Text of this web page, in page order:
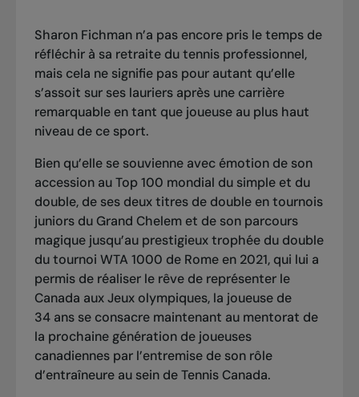
Sharon Fichman n’a pas encore pris le temps de
réfléchir à sa retraite du tennis professionnel,
mais cela ne signifie pas pour autant qu’elle
s’assoit sur ses lauriers après une carrière
remarquable en tant que joueuse au plus haut
niveau de ce sport.
Bien qu’elle se souvienne avec émotion de son
accession au Top 100 mondial du simple et du
double, de ses deux titres de double en tournois
juniors du Grand Chelem et de son parcours
magique jusqu’au prestigieux trophée du double
du tournoi WTA 1000 de Rome en 2021, qui lui a
permis de réaliser le rêve de représenter le
Canada aux Jeux olympiques, la joueuse de
34 ans se consacre maintenant au mentorat de
la prochaine génération de joueuses
canadiennespar l’entremise de son rôle
d’entraîneure au sein de Tennis Canada.